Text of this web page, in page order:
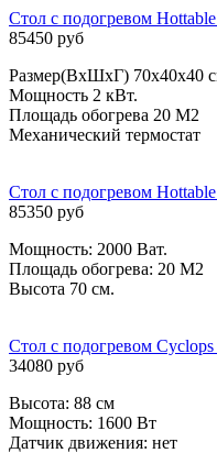
Стол с подогревом
85450 руб
Размер(ВxШхГ) 70x40х40
Мощность 2 кВт.
Площадь обогрева 20 М2
Механический термостат
Стол с подогревом
85350 руб
Мощность: 2000 Ват.
Площадь обогрева: 20 М2
Высота 70 см.
Стол с подогревом
34080 руб
Высота: 88 см
Мощность: 1600 Вт
Датчик движения: нет